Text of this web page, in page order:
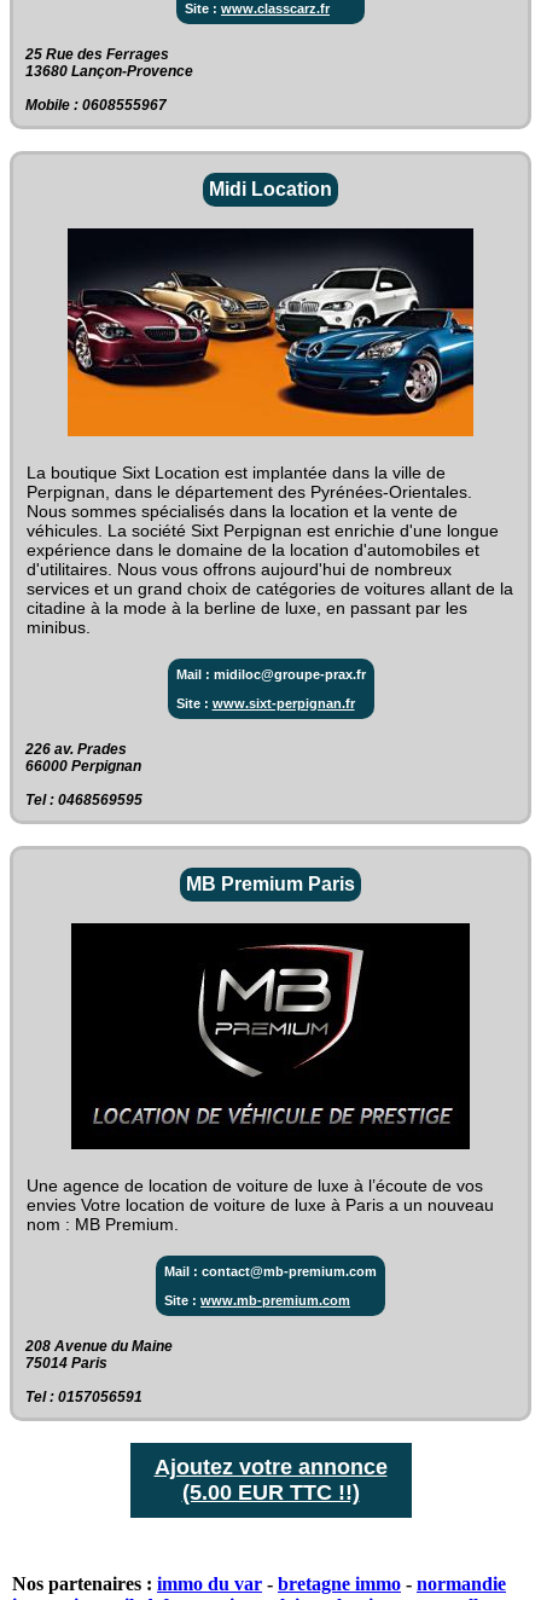
Site : www.classcarz.fr
25 Rue des Ferrages‎
13680 Lançon-Provence
Mobile : 0608555967
Midi Location
La boutique Sixt Location est implantée dans la ville de
Perpignan, dans le département des Pyrénées-Orientales.
Nous sommes spécialisés dans la location et la vente de
véhicules. La société Sixt Perpignan est enrichie d'une longue
expérience dans le domaine de la location d'automobiles et
d'utilitaires. Nous vous offrons aujourd'hui de nombreux
services et un grand choix de catégories de voitures allant de la
citadine à la mode à la berline de luxe, en passant par les
minibus.
Mail : midiloc@groupe-prax.fr
Site : www.sixt-perpignan.fr
226 av. Prades‎
66000 Perpignan
Tel : 0468569595
MB Premium Paris
Une agence de location de voiture de luxe à l’écoute de vos
envies Votre location de voiture de luxe à Paris a un nouveau
nom : MB Premium.
Mail : contact@mb-premium.com
Site : www.mb-premium.com
208 Avenue du Maine‎
75014 Paris
Tel : 0157056591
Ajoutez votre annonce
(5.00 EUR TTC !!)
Nos partenaires : immo du var - bretagne immo - normandie